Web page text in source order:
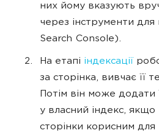
них йому вказують
через інструменти
Search Console).
На етапі індексації
за сторінка, вивчає її
Потім він може додати
у власний індекс,
сторінки корисним для